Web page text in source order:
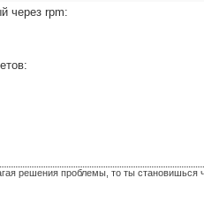
через rpm:
решения проблемы, то ты становишься